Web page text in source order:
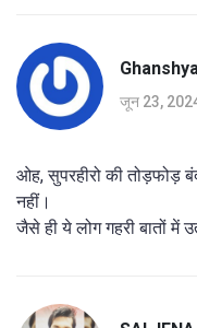
जून 23,
ओह, सुपरहीरो की तोड़फोड़
नहीं।
जैसे ही ये लोग गहरी बातों में